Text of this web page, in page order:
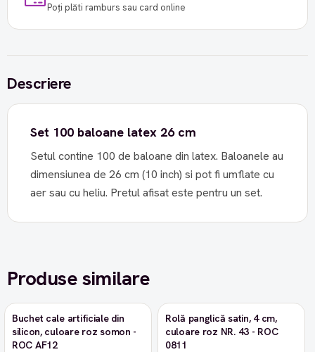
Poți plăti ramburs sau card online
Descriere
Set 100 baloane latex 26 cm
Setul contine 100 de baloane din latex. Baloanele au
dimensiunea de 26 cm (10 inch) si pot fi umflate cu
aer sau cu heliu. Pretul afisat este pentru un set.
Produse similare
Buchet cale artificiale din
silicon, culoare roz somon -
ROC AF12
-9%
Rolă panglică satin, 4 cm,
culoare roz NR. 43 - ROC
0811